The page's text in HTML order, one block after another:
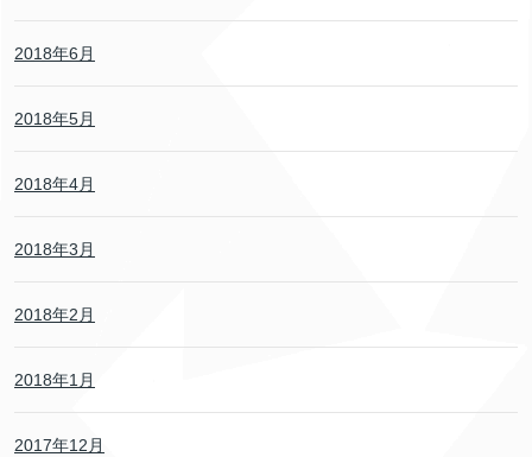
2018年6月
2018年5月
2018年4月
2018年3月
2018年2月
2018年1月
2017年12月